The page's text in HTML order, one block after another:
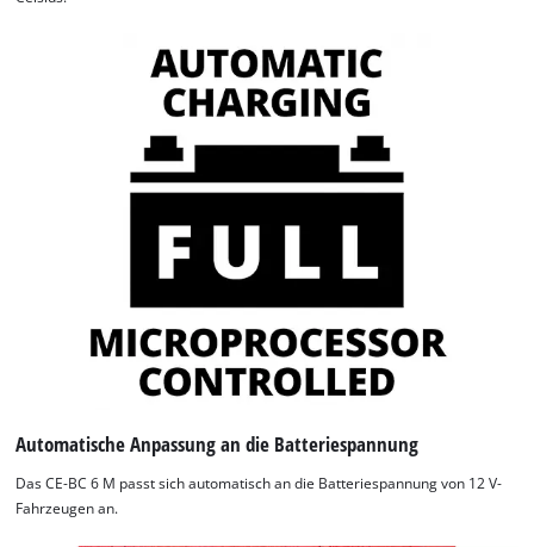
Automatische Anpassung an die Batteriespannung
Das CE-BC 6 M passt sich automatisch an die Batteriespannung von 12 V-
Fahrzeugen an.